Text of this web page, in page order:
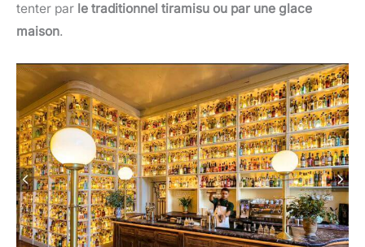
tenter par le traditionnel tiramisu ou par une glace
maison.